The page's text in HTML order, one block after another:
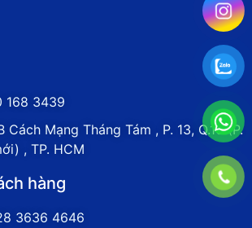
168 3439
Cách Mạng Tháng Tám , P. 13, Q.10 (P.
, TP. HCM
hàng
3636 4646